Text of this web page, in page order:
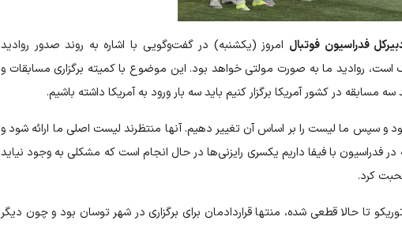
فدراسیون فوتبال امروز (یکشنبه) در گفت‌وگویی با اشاره به روند صدور روادید
روادید ما به صورت مولتی خواهد بود. این موضوع با کمیته برگزاری مسابقات و
در کشور آمریکا برگزار کنیم باید سه بار ورود به آمریکا داشته باشیم.
و سپس ما لیست را بر اساس آن تغییر دهیم. آنها منتظرند لیست اصلی ما ارائه شود و
فدراسیون با فیفا داریم یکسری رایزنی‌ها در حال انجام است که مشکلی به وجود نیاید
کرد.
تا حالا قطعی شده، منتها قراردادمان برای برگزاری در شهر توسان بود و چون دیگر